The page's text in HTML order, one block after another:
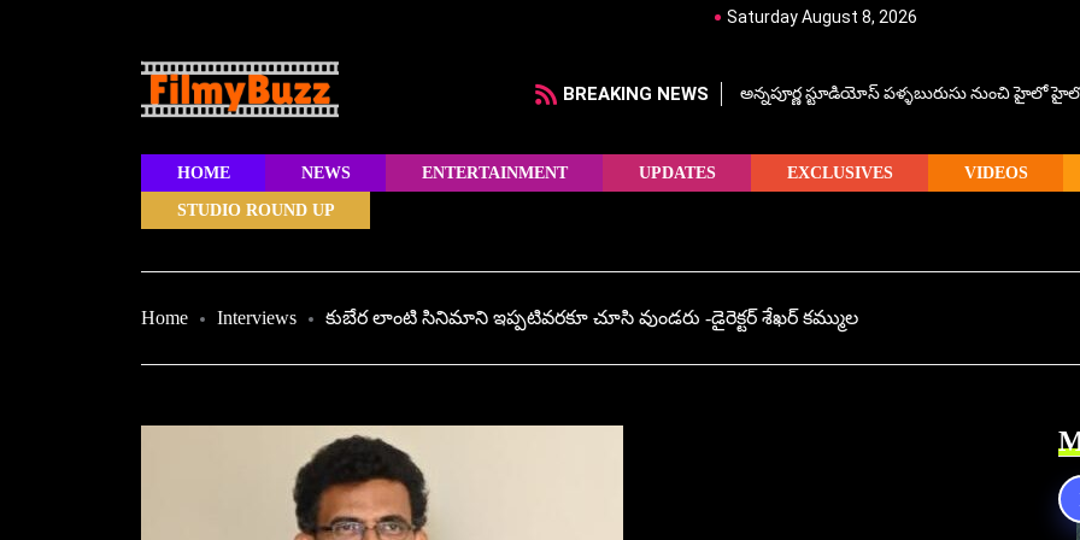
Saturday August 8, 2026
BREAKING NEWS అన్నపూర్ణ స్టూడియోస్ పళ్ళబురుసు నుంచి హైలో
HOME NEWS ENTERTAINMENT UPDATES EXCLUSIVES VIDEOS
STUDIO ROUND UP
Home Interviews కుబేర లాంటి సినిమాని ఇప్పటివరకూ చూసి వుండరు -డైరెక్టర్ శేఖర్ కమ్ముల